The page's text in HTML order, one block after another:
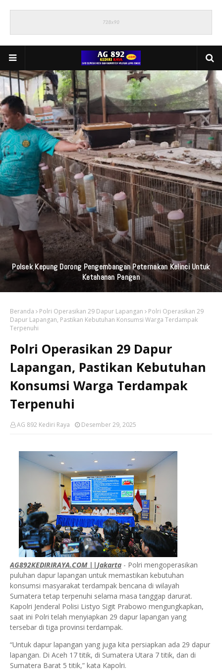
Polsek Kepung Dorong Pengembangan Peternakan Kelinci Untuk
Ketahanan Pangan
Beranda Polri Operasikan 29 Dapur Lapangan
Polri Operasikan 29
Dapur Lapangan, Pastikan Kebutuhan Konsumsi Warga Terdampak
Terpenuhi
Polri Operasikan 29 Dapur
Lapangan, Pastikan Kebutuhan
Konsumsi Warga Terdampak
Terpenuhi
AG 892 Kediri Raya Desember 29, 2025
AG892KEDIRIRAYA.COM ||Jakarta - Polri mengoperasikan
puluhan dapur lapangan untuk memastikan kebutuhan
konsumsi masyarakat terdampak bencana di wilayah
Sumatera tetap terpenuhi selama masa tanggap darurat.
Kapolri Jenderal Polisi Listyo Sigit Prabowo mengungkapkan,
saat ini Polri telah menyiapkan 29 dapur lapangan yang
tersebar di tiga provinsi terdampak.
“Untuk dapur lapangan yang juga kita persiapkan ada 29 dapur
lapangan. Di Aceh 17 titik, di Sumatera Utara 7 titik, dan di
Sumatera Barat 5 titik,” kata Kapolri.